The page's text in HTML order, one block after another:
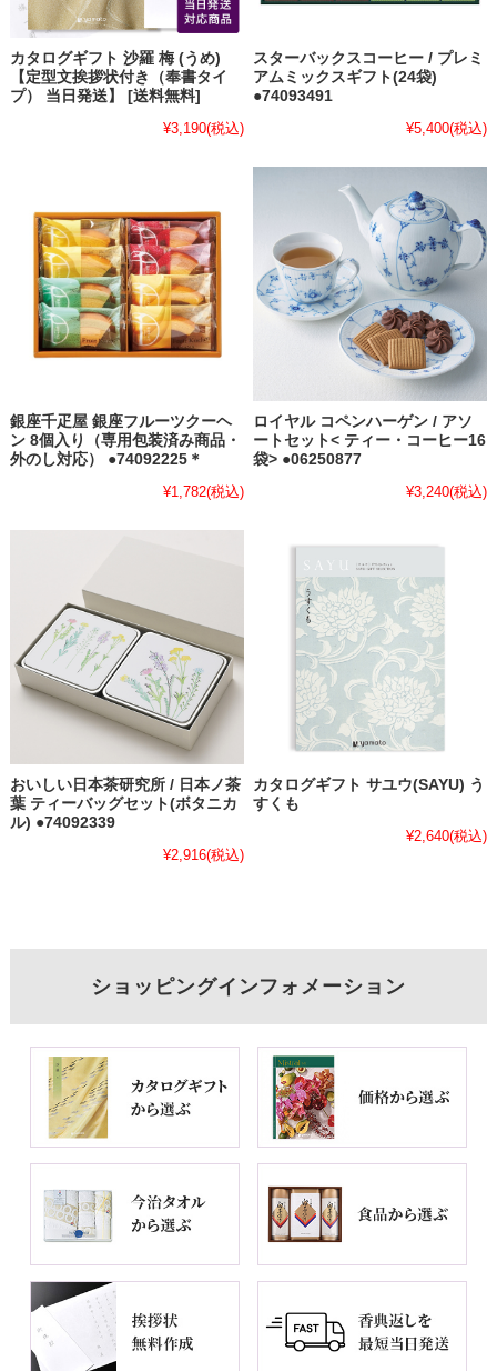
カタログギフト 沙羅 梅 (うめ)
【定型文挨拶状付き（奉書タイ
プ） 当日発送】 [送料無料]
¥3,190(税込)
スターバックスコーヒー / プレミ
アムミックスギフト(24袋)
●74093491
¥5,400(税込)
銀座千疋屋 銀座フルーツクーヘ
ン 8個入り（専用包装済み商品・
外のし対応） ●74092225＊
¥1,782(税込)
ロイヤル コペンハーゲン / アソ
ートセット< ティー・コーヒー16
袋> ●06250877
¥3,240(税込)
おいしい日本茶研究所 / 日本ノ茶
葉 ティーバッグセット(ボタニカ
ル) ●74092339
¥2,916(税込)
カタログギフト サユウ(SAYU) う
すくも
¥2,640(税込)
ショッピングインフォメーション